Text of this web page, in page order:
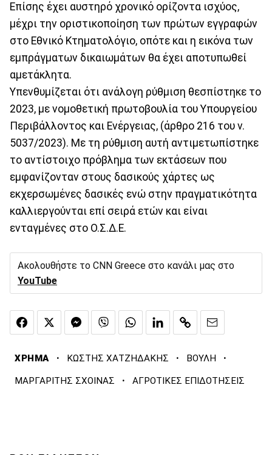
Επίσης έχει αυστηρό χρονικό ορίζοντα ισχύος,
μέχρι την οριστικοποίηση των πρώτων εγγραφών
στο Εθνικό Κτηματολόγιο, οπότε και η εικόνα των
εμπράγματων δικαιωμάτων θα έχει αποτυπωθεί
αμετάκλητα.
Υπενθυμίζεται ότι ανάλογη ρύθμιση θεσπίστηκε το
2023, με νομοθετική πρωτοβουλία του Υπουργείου
Περιβάλλοντος και Ενέργειας, (άρθρο 216 του ν.
5037/2023). Με τη ρύθμιση αυτή αντιμετωπίστηκε
το αντίστοιχο πρόβλημα των εκτάσεων που
εμφανίζονταν στους δασικούς χάρτες ως
εκχερσωμένες δασικές ενώ στην πραγματικότητα
καλλιεργούνται επί σειρά ετών και είναι
ενταγμένες στο Ο.Σ.Δ.Ε.
Ακολουθήστε το CNN Greece στο κανάλι μας στο
YouTube
ΧΡΗΜΑ · ΚΩΣΤΗΣ ΧΑΤΖΗΔΑΚΗΣ · ΒΟΥΛΗ ·
ΜΑΡΓΑΡΙΤΗΣ ΣΧΟΙΝΑΣ · ΑΓΡΟΤΙΚΕΣ ΕΠΙΔΟΤΗΣΕΙΣ